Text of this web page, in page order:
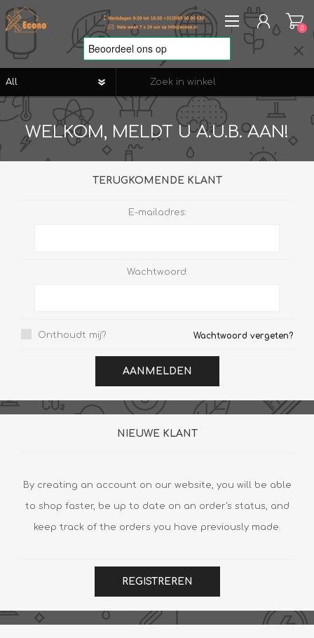
REGISTREREN
AANMELDEN
VERLANGLIJST
0
0
WELKOM, MELDT U A.U.B. AAN!
TERUGKOMENDE KLANT
E-mailadres:
Wachtwoord:
Onthoudt mij? Wachtwoord vergeten?
AANMELDEN
NIEUWE KLANT
By creating an account on our website, you will be able
to shop faster, be up to date on an order's status, and
keep track of the orders you have previously made.
REGISTREREN